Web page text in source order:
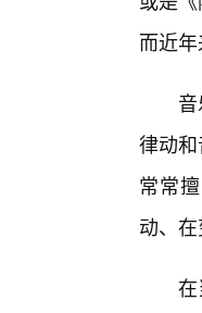
而近
律动
常常
动、在